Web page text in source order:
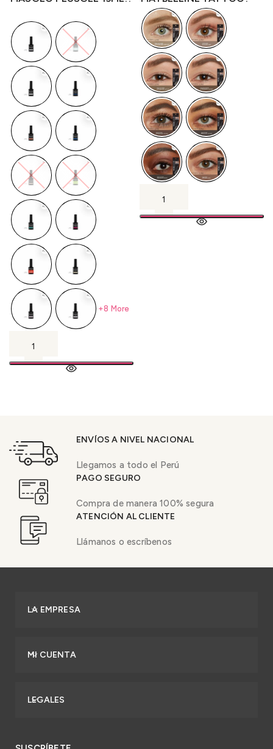
+8 More
ENVÍOS A NIVEL NACIONAL
Llegamos a todo el Perú
PAGO SEGURO
Compra de manera 100% segura
ATENCIÓN AL CLIENTE
Llámanos o escríbenos
LA EMPRESA
MI CUENTA
LEGALES